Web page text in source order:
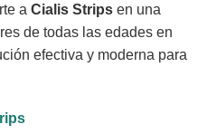
a Cialis Strips en una
de todas las edades en
efectiva y moderna para